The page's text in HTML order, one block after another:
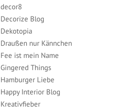
decor8
Decorize Blog
Dekotopia
Draußen nur Kännchen
Fee ist mein Name
Gingered Things
Hamburger Liebe
Happy Interior Blog
Kreativfieber